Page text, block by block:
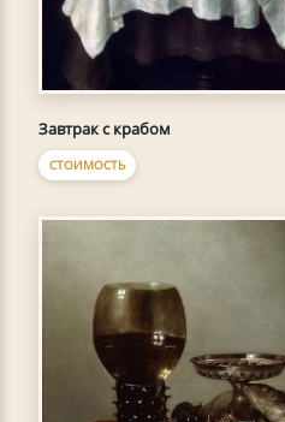
Завтрак с крабом
СТОИМОСТЬ